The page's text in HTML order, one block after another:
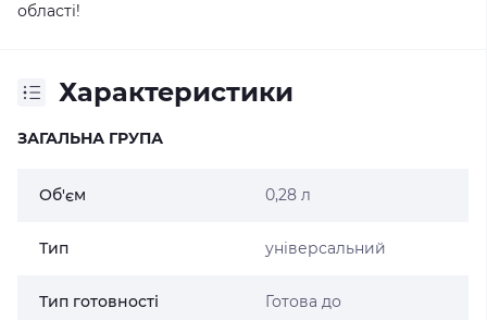
області!
Характеристики
ЗАГАЛЬНА ГРУПА
Об'єм 0,28 л
Тип універсальний
Тип готовності
Готова до